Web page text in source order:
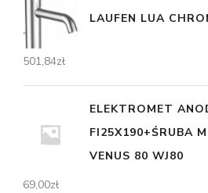
LAUFEN LUA
501,84zł
ELEKTROMET
FI25X190+ŚRUBA
VENUS 80 WJ80
69,00zł